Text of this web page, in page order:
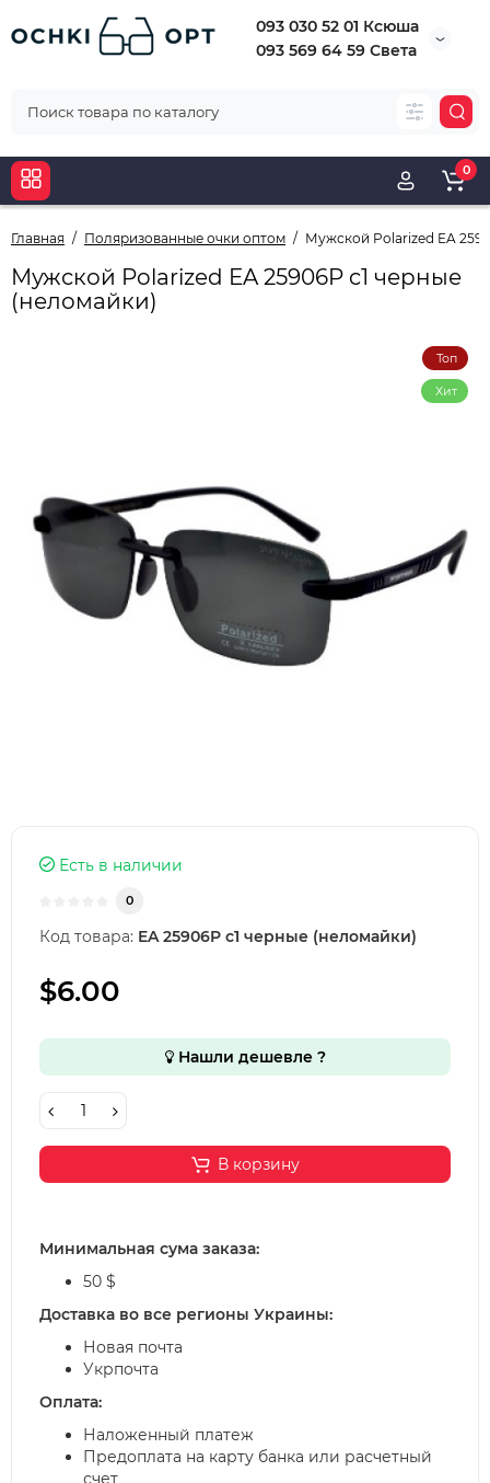
093 030 52 01 Ксюша
093 569 64 59 Света
0
Главная Поляризованные очки оптом Мужской Polarized EA
Мужской Polarized EA 25906P c1 черные
(неломайки)
Топ
Хит
Есть в наличии
0
Код товара: EA 25906P c1 черные (неломайки)
$6.00
Нашли дешевле ?
В корзину
Минимальная сума заказа:
50 $
Доставка во все регионы Украины:
Новая почта
Укрпочта
Оплата:
Наложенный платеж
Предоплата на карту банка или расчетный
счет